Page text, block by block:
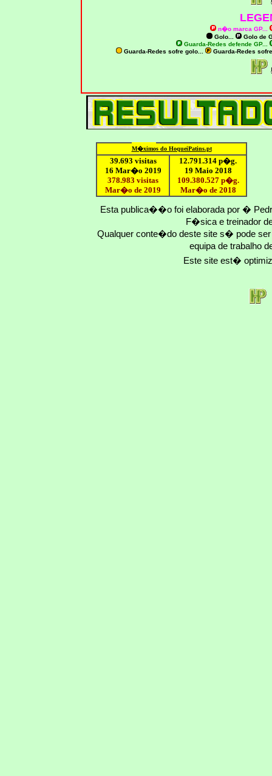
n�o marca GP...
Golo...
Golo de
Guarda-Redes defende GP...
Guarda-Redes sofre golo...
Guarda-Redes
M�ximos do HoqueiPatins.pt
39.693 visitas
16 Mar�o 2019
378.983 visitas
Mar�o de 2019
12.791.314 p�g.
19 Maio 2018
109.380.527p�g.
Mar�o de 2018
Esta publica��o foi elaborada por �
F�sica e treinador
Qualquer conte�do deste site s� pode
equipa de trabalho
Este site est�